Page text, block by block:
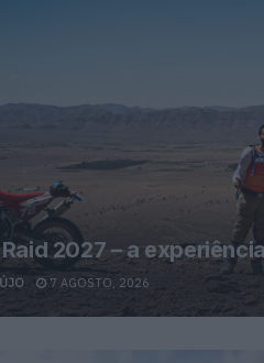
2027 – a
7 AGOSTO, 2026